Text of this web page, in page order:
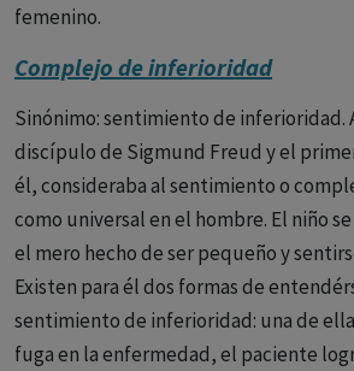
propio interior las prohibiciones de
distinta. Cuando la niña descubre que
al correspondiente órgano masculino,
entonces un sentimiento de pérdida y
pene. La madre que había sido antes
pasa a ser odiada, le hace responsable
niña se vuelve hacia el padre con la
le dé un pene o un niño como
amenaza que más tarde pesa sobre la
renunciar al padre como objeto
femenino.
Complejo de inferioridad
Sinónimo: sentimiento de
discípulo de Sigmund Freud y el
él, consideraba al sentimiento o
como universal en el hombre. El niño
el mero hecho de ser pequeño y
Existen para él dos formas de
sentimiento de inferioridad: una de
fuga en la enfermedad, el paciente